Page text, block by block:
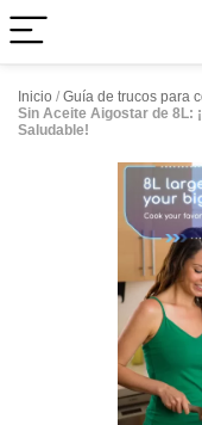
Inicio / Guía de trucos para
Sin Aceite Aigostar de 8L:
Saludable!